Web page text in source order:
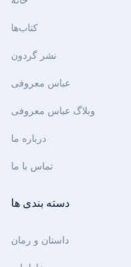
کتاب‌ها
نشر گردون
عباس معروفی
وبلاگ عباس معروفی
درباره ما
تماس با ما
دسته بندی ها
داستان و رمان